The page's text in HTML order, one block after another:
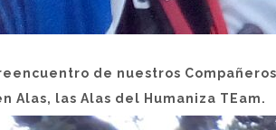
de nuestros
Alas, las Alas del Humaniza TEam.